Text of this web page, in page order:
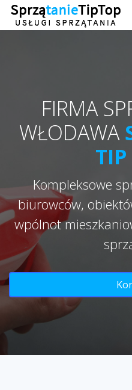
FIRMA
WŁODAWA
Kompleksowe
biurowców,
wpólnot